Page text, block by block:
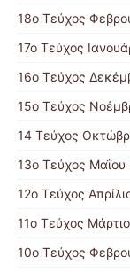
18ο Τεύχος
17ο Τεύχος
16ο Τεύχος
15o Τεύχος
14 Tεύχος
13ο Τεύχος Μαΐου
12ο Τεύχος
11o Tεύχος
10o Tεύχος